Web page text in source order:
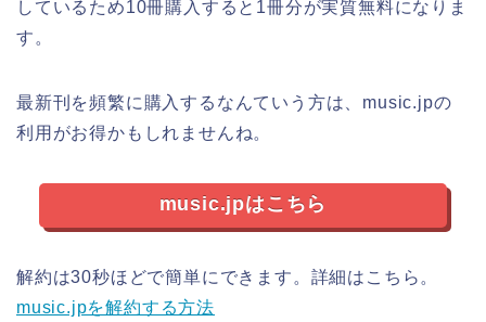
しているため10冊購入すると1冊分が実質無料になりま
す。
最新刊を頻繁に購入するなんていう方は、music.jpの
利用がお得かもしれませんね。
music.jpはこちら
解約は30秒ほどで簡単にできます。詳細はこちら。
music.jpを解約する方法